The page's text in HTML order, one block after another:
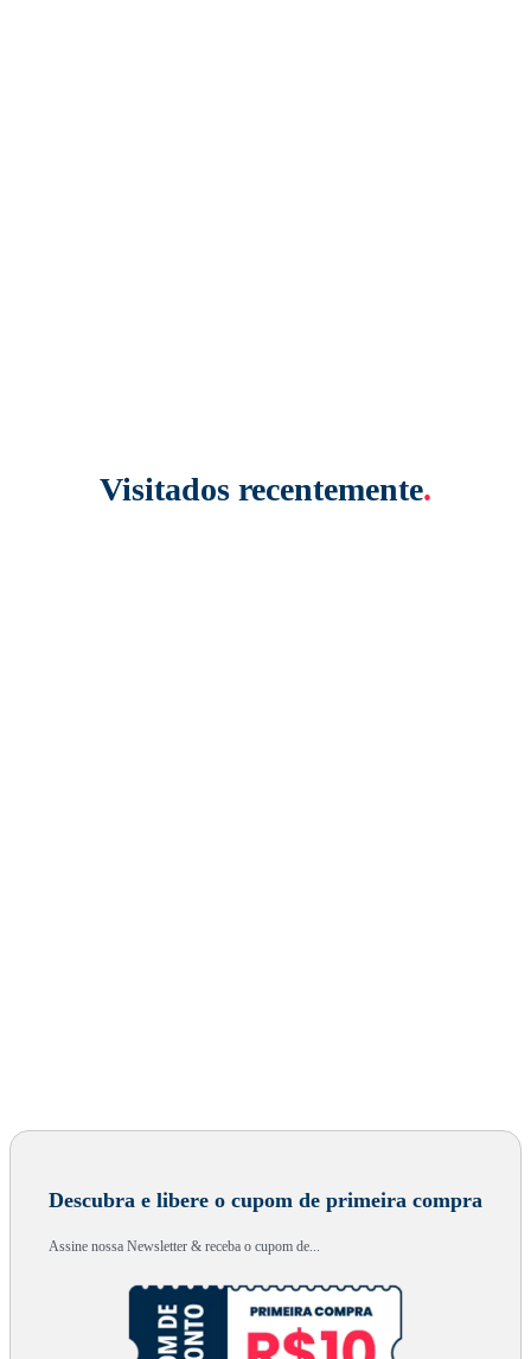
Visitados recentemente.
Descubra e libere o cupom de primeira compra
Assine nossa Newsletter & receba o cupom de...